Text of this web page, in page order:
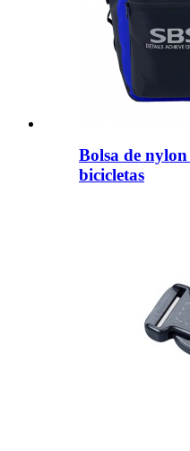
Bolsa de
bicicletas